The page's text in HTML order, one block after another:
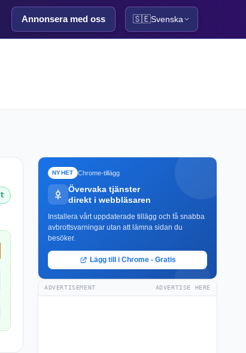
Annonsera med oss 🇸🇪Svenska
NYHET Chrome-tillägg
Övervaka tjänster
direkt i webbläsaren
Installera vårt uppdaterade tillägg och få snabba
avbrottsvarningar utan att lämna sidan du
besöker.
Lägg till i Chrome - Gratis
ADVERTISEMENT ADVERTISE HERE